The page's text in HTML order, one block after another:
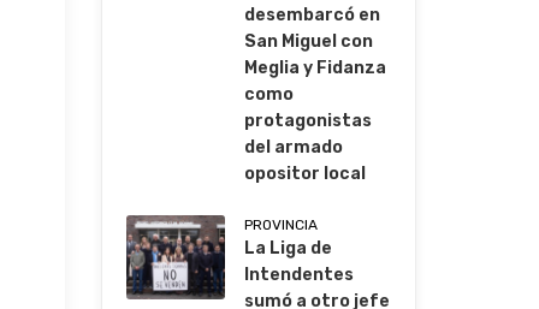
desembarcó en
San Miguel con
Meglia y Fidanza
como
protagonistas
del armado
opositor local
PROVINCIA
La Liga de
Intendentes
sumó a otro jefe